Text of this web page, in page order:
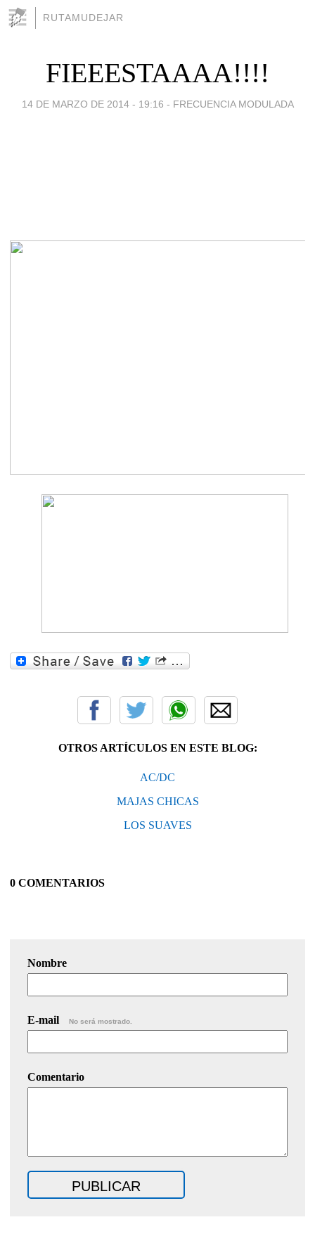
RUTAMUDEJAR
FIEEESTAAAA!!!!
14 DE MARZO DE 2014 - 19:16 - FRECUENCIA MODULADA
OTROS ARTÍCULOS EN ESTE BLOG:
AC/DC
MAJAS CHICAS
LOS SUAVES
0 COMENTARIOS
Nombre
E-mail No será mostrado.
Comentario